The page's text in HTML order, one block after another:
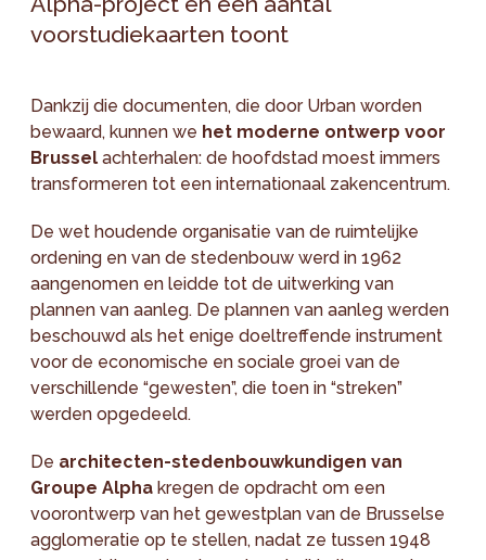
voorstudiekaarten toont
Dankzij die documenten, die door Urban worden
bewaard, kunnen we het moderne ontwerp voor
Brussel achterhalen: de hoofdstad moest immers
transformeren tot een internationaal zakencentrum.
De wet houdende organisatie van de ruimtelijke
ordening en van de stedenbouw werd in 1962
aangenomen en leidde tot de uitwerking van
plannen van aanleg. De plannen van aanleg werden
beschouwd als het enige doeltreffende instrument
voor de economische en sociale groei van de
verschillende “gewesten”, die toen in “streken”
werden opgedeeld.
De architecten-stedenbouwkundigen van
Groupe Alpha kregen de opdracht om een
voorontwerp van het gewestplan van de Brusselse
agglomeratie op te stellen, nadat ze tussen 1948